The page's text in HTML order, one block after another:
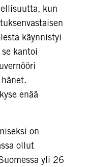
kun
käynnistyi
kantoi
enää
on
ollut
yli 26